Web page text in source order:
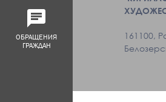
ОБРАЩЕНИЯ
ГРАЖДАН
161100,